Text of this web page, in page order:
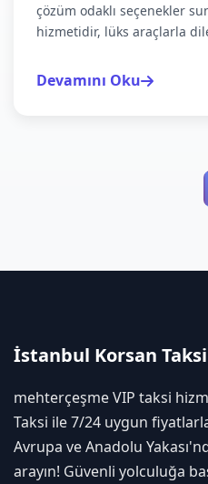
çözüm odaklı seçenekler
hizmetidir, lüks araçlarla
Devamını Oku
İstanbul Korsan Taksi
mehterçeşme VIP taksi
Taksi ile 7/24 uygun
Avrupa ve Anadolu
arayın! Güvenli yolculuğa